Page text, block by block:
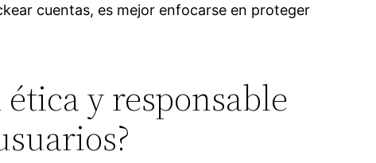
cuentas, es mejor enfocarse en proteger
y responsable